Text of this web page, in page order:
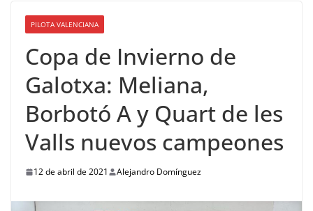
PILOTA VALENCIANA
Copa de Invierno de
Galotxa: Meliana,
Borbotó A y Quart de les
Valls nuevos campeones
12 de abril de 2021 Alejandro Domínguez